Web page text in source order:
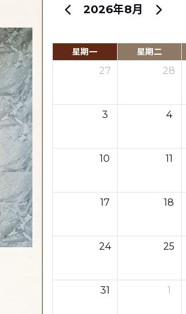
2026年8月
星期一 星期二
27 28
3 4
10 11
17 18
24 25
31 1